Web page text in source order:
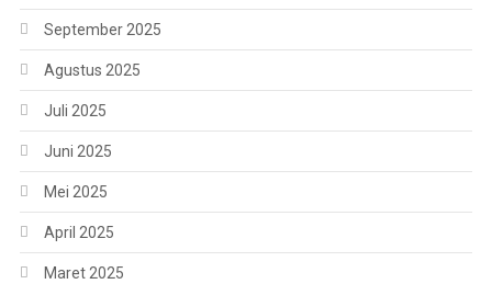
September 2025
Agustus 2025
Juli 2025
Juni 2025
Mei 2025
April 2025
Maret 2025